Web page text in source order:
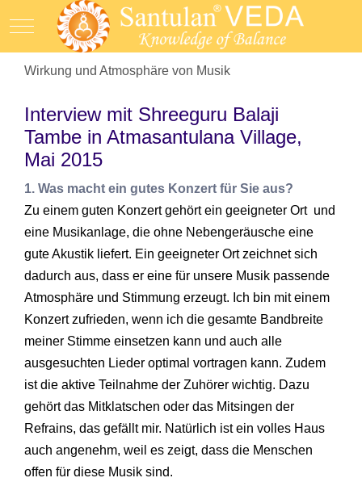
Mobile Menu Toggle
Wirkung und Atmosphäre von Musik
Interview mit Shreeguru Balaji
Tambe in Atmasantulana Village,
Mai 2015
1. Was macht ein gutes Konzert für Sie aus?
Zu einem guten Konzert gehört ein geeigneter Ort und
eine Musikanlage, die ohne Nebengeräusche eine
gute Akustik liefert. Ein geeigneter Ort zeichnet sich
dadurch aus, dass er eine für unsere Musik passende
Atmosphäre und Stimmung erzeugt. Ich bin mit einem
Konzert zufrieden, wenn ich die gesamte Bandbreite
meiner Stimme einsetzen kann und auch alle
ausgesuchten Lieder optimal vortragen kann. Zudem
ist die aktive Teilnahme der Zuhörer wichtig. Dazu
gehört das Mitklatschen oder das Mitsingen der
Refrains, das gefällt mir. Natürlich ist ein volles Haus
auch angenehm, weil es zeigt, dass die Menschen
offen für diese Musik sind.